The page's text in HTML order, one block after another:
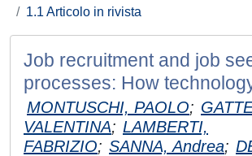
1.1 Articolo in rivista
Job recruitment and job
processes: How
MONTUSCHI, PAOLO;
VALENTINA; LAMBERTI,
FABRIZIO; SANNA, Andrea;